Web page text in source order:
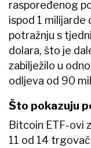
raspoređenog
ispod 1 milijarde
potražnju s
dolara, što je
zabilježilo u
odljeva od 90
Što pokazuju
Bitcoin ETF-ovi
11 od 14